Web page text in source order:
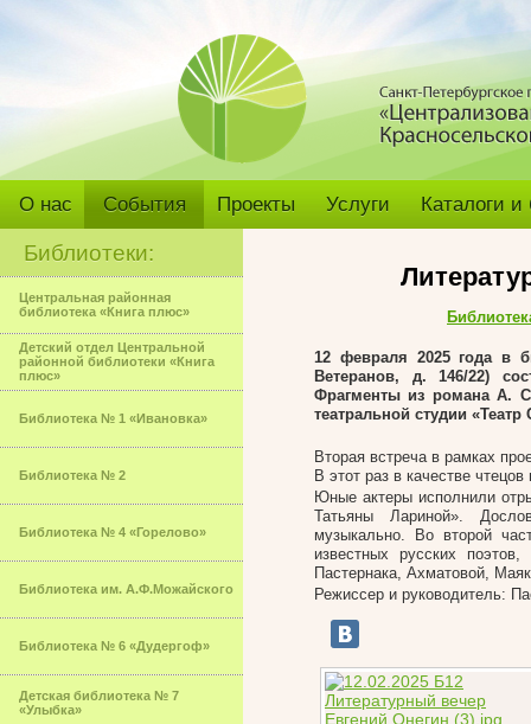
О нас События Проекты Услуги Каталоги
Библиотеки:
Центральная районная
библиотека «Книга плюс»
Детский отдел Центральной
районной библиотеки «Книга
плюс»
Библиотека № 1 «Ивановка»
Библиотека № 2
Библиотека № 4 «Горелово»
Библиотека им. А.Ф.Можайского
Библиотека № 6 «Дудергоф»
Детская библиотека № 7
«Улыбка»
12 февраля 2025 года в
Ветеранов, д. 146/22)
Фрагменты из романа А.
театральной студии «Театр
Вторая встреча в рамках
В этот раз в качестве
Юные актеры исполнили
Татьяны Лариной».
музыкально. Во второй
известных русских
Пастернака, Ахматовой,
Режиссер и руководитель: